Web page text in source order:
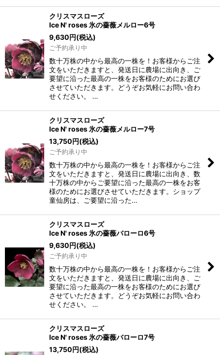
クリスマスローズ
Ice N' roses 氷の薔薇メルロー6号
9,630円(税込)
ご予約承り中
数十万株の中から最高の一株を！お客様からご注
文をいただきますと、発送日に農場に出向き、ご
要望に沿った最高の一株をお客様のためにお選び
させていただきます。どうぞお気軽にお問い合わ
せください。 …
クリスマスローズ
Ice N' roses 氷の薔薇メルロー7号
13,750円(税込)
ご予約承り中
数十万株の中から最高の一株を！お客様からご注
文をいただきますと、発送日に農場に出向き、数
十万株の中からご要望に沿った最高の一株をお客
様のためにお選びさせていただきます。ショップ
童仙房は、ご要望に沿った…
クリスマスローズ
Ice N' roses 氷の薔薇バローロ6号
9,630円(税込)
ご予約承り中
数十万株の中から最高の一株を！お客様からご注
文をいただきますと、発送日に農場に出向き、ご
要望に沿った最高の一株をお客様のためにお選び
させていただきます。どうぞお気軽にお問い合わ
せください。 …
クリスマスローズ
Ice N' roses 氷の薔薇バローロ7号
13,750円(税込)